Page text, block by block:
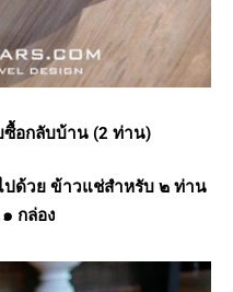
อกลับบ้าน (2 ท่าน)
ปด้วย ข้าวแช่สำหรับ ๒ ท่าน
กล่อง